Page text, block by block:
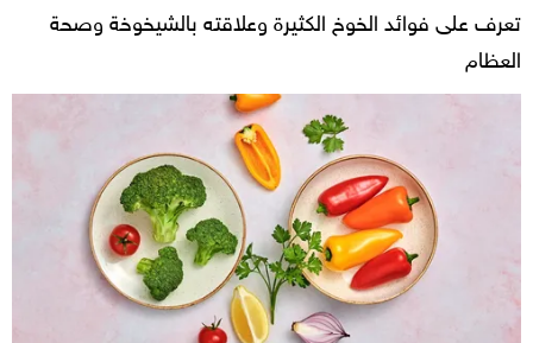
تعرف على فوائد الخوخ الكثيرة وعلاقته بالشيخوخة وصحة
العظام